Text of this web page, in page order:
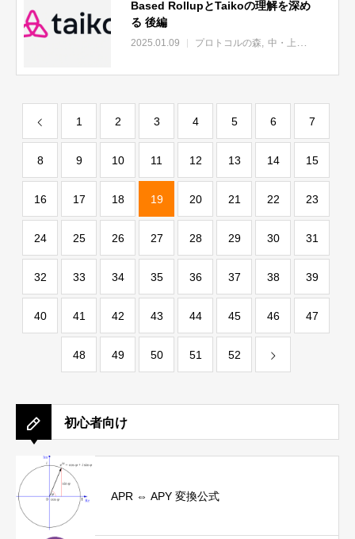
Based RollupとTaikoの理解を深め
る 後編
2025.01.09 プロトコルの森 中・上級者向け
1 2 3 4 5 6 7
8 9 10 11 12 13 14 15
16 17 18 19 20 21 22 23
24 25 26 27 28 29 30 31
32 33 34 35 36 37 38 39
40 41 42 43 44 45 46 47
48 49 50 51 52
初心者向け
APR ⇔ APY 変換公式